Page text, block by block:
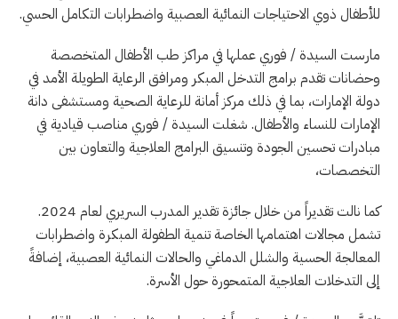
للأطفال ذوي الاحتياجات النمائية العصبية واضطرابات التكامل الحسي.
مارست السيدة / فوري عملها في مراكز طب الأطفال المتخصصة
وحضانات تقدم برامج التدخل المبكر ومرافق الرعاية الطويلة الأمد في
دولة الإمارات، بما في ذلك مركز أمانة للرعاية الصحية ومستشفى دانة
الإمارات للنساء والأطفال. شغلت السيدة / فوري مناصب قيادية في
مبادرات تحسين الجودة وتنسيق البرامج العلاجية والتعاون بين
التخصصات،
كما نالت تقديراً من خلال جائزة تقدير المدرب السريري لعام 2024.
تشمل مجالات اهتمامها الخاصة تنمية الطفولة المبكرة واضطرابات
المعالجة الحسية والشلل الدماغي والحالات النمائية العصبية، إضافةً
إلى التدخلات العلاجية المتمحورة حول الأسرة.